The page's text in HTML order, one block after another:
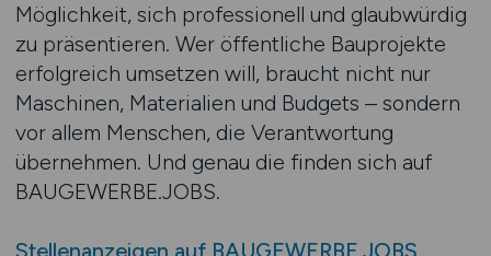
Möglichkeit, sich professionell und glaubwürdig
zu präsentieren. Wer öffentliche Bauprojekte
erfolgreich umsetzen will, braucht nicht nur
Maschinen, Materialien und Budgets – sondern
vor allem Menschen, die Verantwortung
übernehmen. Und genau die finden sich auf
BAUGEWERBE.JOBS.
Stellenanzeigen auf BAUGEWERBE.JOBS